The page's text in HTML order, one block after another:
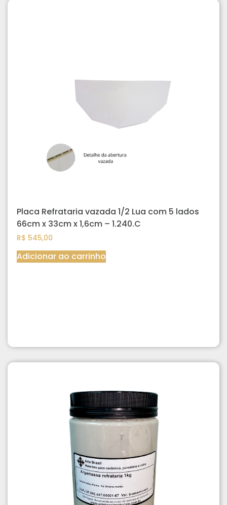
Placa Refrataria vazada 1/2 Lua com 5 lados
66cm x 33cm x 1,6cm – 1.240.C
R$ 545,00
Adicionar ao carrinho